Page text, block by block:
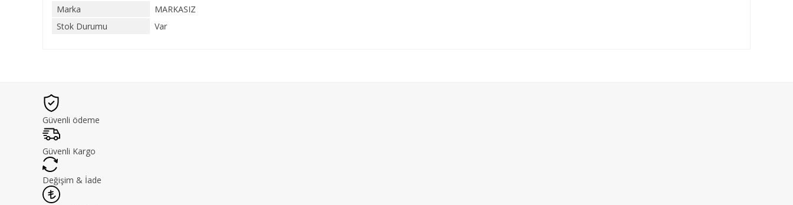
Marka
MARKASIZ
Stok Durumu
Var
Güvenli ödeme
Güvenli Kargo
Değişim & İade